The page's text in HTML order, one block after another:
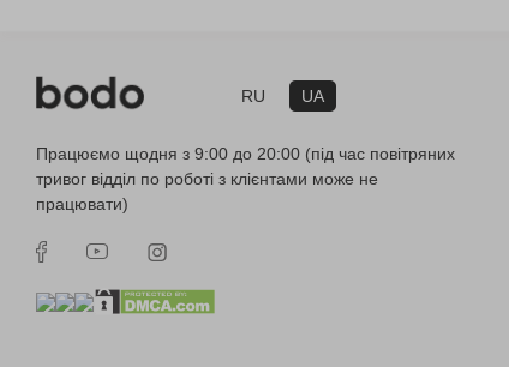
RU UA
Працюємо щодня з 9:00 до 20:00 (під час повітряних
тривог відділ по роботі з клієнтами може не
працювати)